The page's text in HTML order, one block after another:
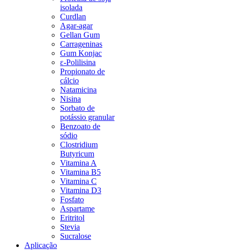
isolada
Curdlan
Agar-agar
Gellan Gum
Carrageninas
Gum Konjac
ε-Polilisina
Propionato de
cálcio
Natamicina
Nisina
Sorbato de
potássio granular
Benzoato de
sódio
Clostridium
Butyricum
Vitamina A
Vitamina B5
Vitamina C
Vitamina D3
Fosfato
Aspartame
Eritritol
Stevia
Sucralose
Aplicação